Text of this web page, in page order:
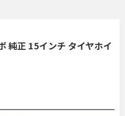
純正 15インチ タイヤホイ